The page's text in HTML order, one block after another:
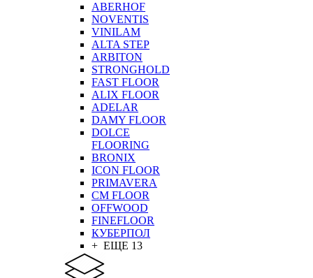
ABERHOF
NOVENTIS
VINILAM
ALTA STEP
ARBITON
STRONGHOLD
FAST FLOOR
ALIX FLOOR
ADELAR
DAMY FLOOR
DOLCE
FLOORING
BRONIX
ICON FLOOR
PRIMAVERA
CM FLOOR
OFFWOOD
FINEFLOOR
КУБЕРПОЛ
+ ЕЩЕ 13